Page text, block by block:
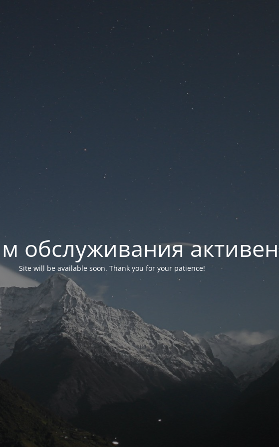
обслуживания активен
Site will be available soon. Thank you for your patience!